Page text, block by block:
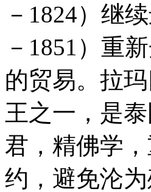
－1824）继
－1851）重
的贸易。拉
王之一，是
君，精佛学
约，避免沦